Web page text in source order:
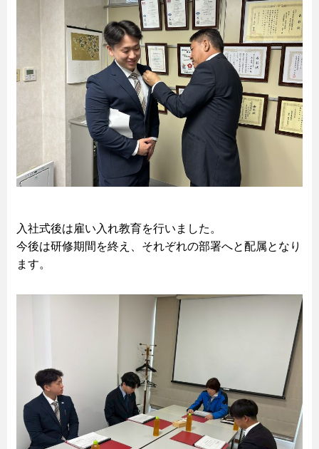
入社式後は雇い入れ教育を行いました。
今後は研修期間を終え、それぞれの部署へと配属となり
ます。